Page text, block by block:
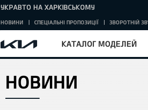
КАТАЛОГ МОДЕЛЕЙ
УКРАВТО НА ХАРКІВСЬКОМУ
НОВИНИ СПЕЦІАЛЬНІ ПРОПОЗИЦІЇ ЗВОРОТНІЙ
НОВИНИ